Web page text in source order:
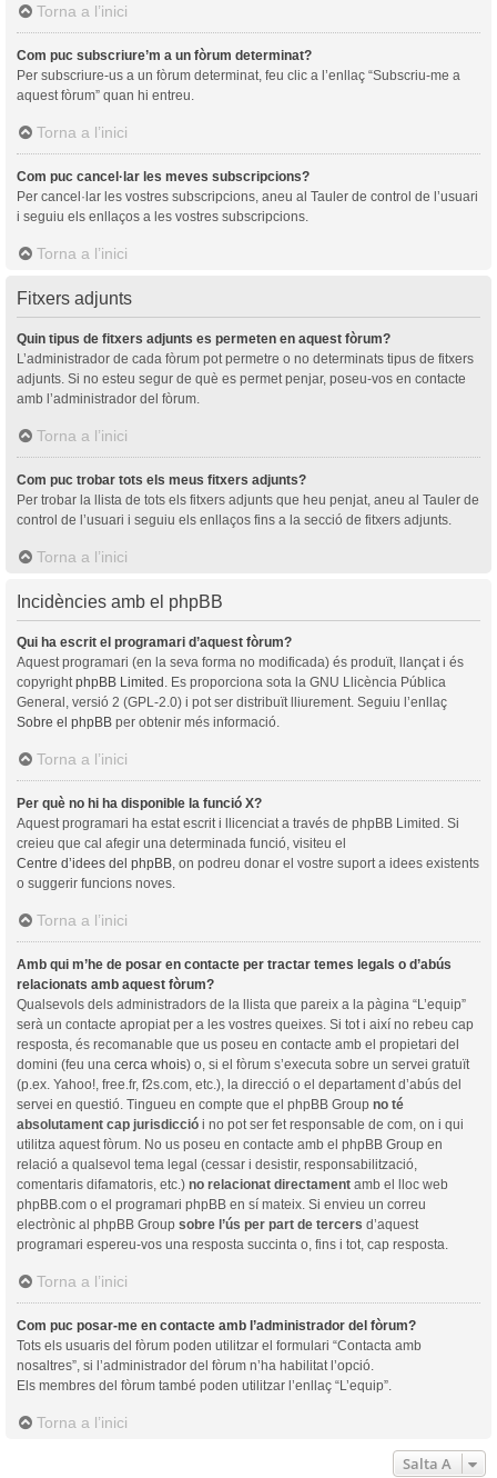
Torna a l’inici
Com puc subscriure’m a un fòrum determinat?
Per subscriure-us a un fòrum determinat, feu clic a l’enllaç “Subscriu-me a
aquest fòrum” quan hi entreu.
Torna a l’inici
Com puc cancel·lar les meves subscripcions?
Per cancel·lar les vostres subscripcions, aneu al Tauler de control de l’usuari
i seguiu els enllaços a les vostres subscripcions.
Torna a l’inici
Fitxers adjunts
Quin tipus de fitxers adjunts es permeten en aquest fòrum?
L’administrador de cada fòrum pot permetre o no determinats tipus de fitxers
adjunts. Si no esteu segur de què es permet penjar, poseu-vos en contacte
amb l’administrador del fòrum.
Torna a l’inici
Com puc trobar tots els meus fitxers adjunts?
Per trobar la llista de tots els fitxers adjunts que heu penjat, aneu al Tauler de
control de l’usuari i seguiu els enllaços fins a la secció de fitxers adjunts.
Torna a l’inici
Incidències amb el phpBB
Qui ha escrit el programari d’aquest fòrum?
Aquest programari (en la seva forma no modificada) és produït, llançat i és
copyright phpBB Limited . Es proporciona sota la GNU Llicència Pública
General, versió 2 (GPL-2.0) i pot ser distribuït lliurement. Seguiu l’enllaç
Sobre el phpBB per obtenir més informació.
Torna a l’inici
Per què no hi ha disponible la funció X?
Aquest programari ha estat escrit i llicenciat a través de phpBB Limited. Si
creieu que cal afegir una determinada funció, visiteu el
Centre d’idees del phpBB , on podreu donar el vostre suport a idees existents
o suggerir funcions noves.
Torna a l’inici
Amb qui m’he de posar en contacte per tractar temes legals o d’abús
relacionats amb aquest fòrum?
Qualsevols dels administradors de la llista que pareix a la pàgina “L’equip”
serà un contacte apropiat per a les vostres queixes. Si tot i així no rebeu cap
resposta, és recomanable que us poseu en contacte amb el propietari del
domini (feu una cerca whois) o, si el fòrum s’executa sobre un servei gratuït
(p.ex. Yahoo!, free.fr, f2s.com, etc.), la direcció o el departament d’abús del
servei en questió. Tingueu en compte que el phpBB Group no té
absolutament cap jurisdicció i no pot ser fet responsable de com, on i qui
utilitza aquest fòrum. No us poseu en contacte amb el phpBB Group en
relació a qualsevol tema legal (cessar i desistir, responsabilització,
comentaris difamatoris, etc.) no relacionat directament amb el lloc web
phpBB.com o el programari phpBB en sí mateix. Si envieu un correu
electrònic al phpBB Group sobre l’ús per part de tercers d’aquest
programari espereu-vos una resposta succinta o, fins i tot, cap resposta.
Torna a l’inici
Com puc posar-me en contacte amb l’administrador del fòrum?
Tots els usuaris del fòrum poden utilitzar el formulari “Contacta amb
nosaltres”, si l’administrador del fòrum n’ha habilitat l’opció.
Els membres del fòrum també poden utilitzar l’enllaç “L’equip”.
Torna a l’inici
Salta A